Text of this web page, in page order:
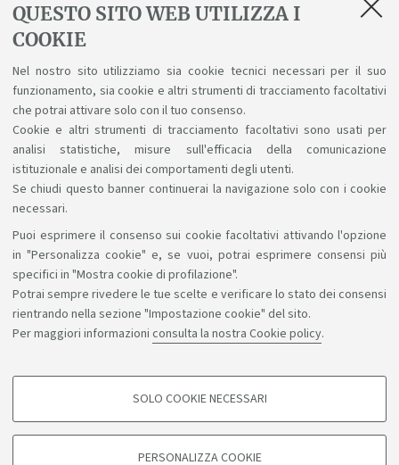
QUESTO SITO WEB UTILIZZA I
COOKIE
Nel nostro sito utilizziamo sia cookie tecnici necessari per il suo
funzionamento, sia cookie e altri strumenti di tracciamento facoltativi
che potrai attivare solo con il tuo consenso.
Cookie e altri strumenti di tracciamento facoltativi sono usati per
analisi statistiche, misure sull'efficacia della comunicazione
istituzionale e analisi dei comportamenti degli utenti.
Se chiudi questo banner continuerai la navigazione solo con i cookie
necessari.
Puoi esprimere il consenso sui cookie facoltativi attivando l'opzione
in "Personalizza cookie" e, se vuoi, potrai esprimere consensi più
specifici in "Mostra cookie di profilazione".
Potrai sempre rivedere le tue scelte e verificare lo stato dei consensi
rientrando nella sezione "Impostazione cookie" del sito.
Per maggiori informazioni consulta la nostra Cookie policy.
COOKIE DI PROFILAZIONE - FACOLTATIVI
SOLO COOKIE NECESSARI
PERSONALIZZA COOKIE
Il Corso rende disponibili sul proprio sito informazioni
complete e aggiornate sul progetto formativo (profili
professionali formati, risultati di apprendimento
attesi, attività formative), sulle risorse utilizzate e sui
servizi didattici e sui risultati conseguiti.
Sosteniamo il diritto alla conoscenza
Seguici su: